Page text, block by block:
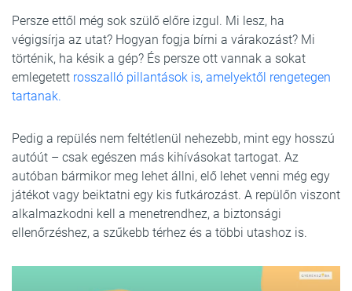
Persze ettől még sok szülő előre izgul. Mi lesz, ha
végigsírja az utat? Hogyan fogja bírni a várakozást? Mi
történik, ha késik a gép? És persze ott vannak a sokat
emlegetett rosszalló pillantások is, amelyektől rengetegen
tartanak.
Pedig a repülés nem feltétlenül nehezebb, mint egy hosszú
autóút – csak egészen más kihívásokat tartogat. Az
autóban bármikor meg lehet állni, elő lehet venni még egy
játékot vagy beiktatni egy kis futkározást. A repülőn viszont
alkalmazkodni kell a menetrendhez, a biztonsági
ellenőrzéshez, a szűkebb térhez és a többi utashoz is.